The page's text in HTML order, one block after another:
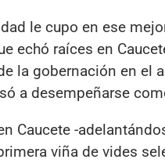
le cupo en ese
echó raíces en
la gobernación en el
a desempeñarse
Caucete -
viña de vides